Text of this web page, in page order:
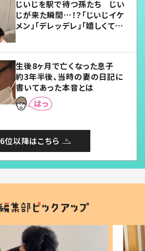
じいじを駅で待つ孫たち じい
じが来た瞬間…！？「じいじイケ
メン」「デレッデレ」「嬉しくて可
生後8ヶ月で亡くなった息子
約3年半後、当時の妻の日記に
書いてあった本音とは
6位以降はこちら